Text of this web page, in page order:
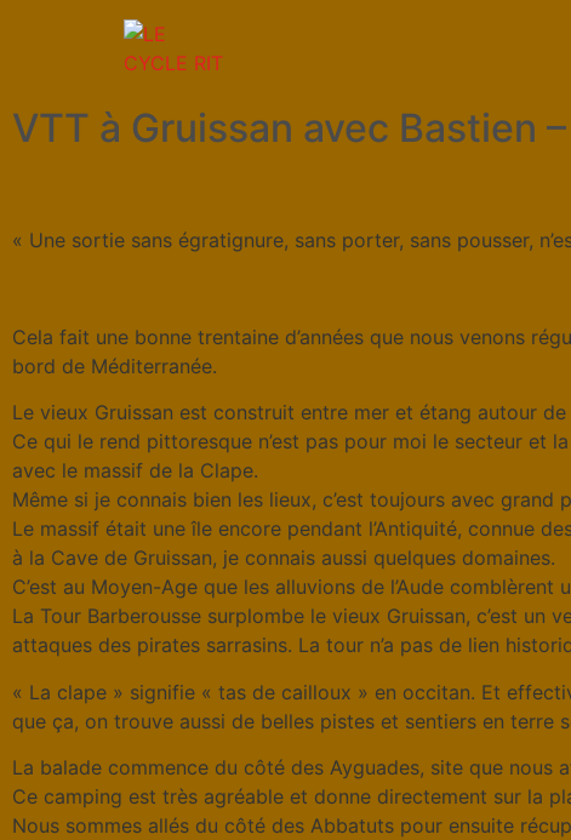
VTT à Gruissan avec Bastien
« Une sortie sans égratignure, sans porter, sans pousser,
Cela fait une bonne trentaine d’années que nous venons
bord de Méditerranée.
Le vieux Gruissan est construit entre mer et étang autour
Ce qui le rend pittoresque n’est pas pour moi le secteur et
avec le massif de la Clape.
Même si je connais bien les lieux, c’est toujours avec
Le massif était une île encore pendant l’Antiquité, connue
à la Cave de Gruissan, je connais aussi quelques domaines.
C’est au Moyen-Age que les alluvions de l’Aude
La Tour Barberousse surplombe le vieux Gruissan, c’est un
attaques des pirates sarrasins. La tour n’a pas de lien
« La clape » signifie « tas de cailloux » en occitan. Et
que ça, on trouve aussi de belles pistes et sentiers en
La balade commence du côté des Ayguades, site que nous
Ce camping est très agréable et donne directement sur la
Nous sommes allés du côté des Abbatuts pour ensuite